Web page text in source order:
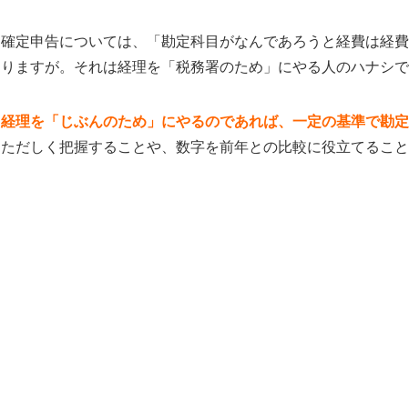
確定申告については、「勘定科目がなんであろうと経費は経
りますが。それは経理を「税務署のため」にやる人のハナシで
経理を「じぶんのため」にやるのであれば、一定の基準で勘
ただしく把握することや、数字を前年との比較に役立てること